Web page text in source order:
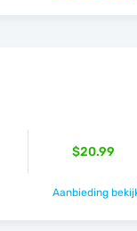
$20.99
Aanbieding